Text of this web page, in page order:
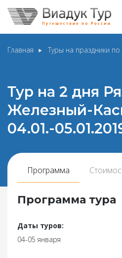
Главная Туры на праздники
Тур на 2 дня
Железный-
04.01.-
Программа
Программа тура
Даты туров:
04-05 января